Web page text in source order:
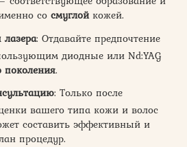
со смуглойкожей.
лазера: Отдавайте предпочтение
диодные или Nd:YAG
поколения.
: Только после
вашего типа кожи и волос
составить эффективный и
процедур.